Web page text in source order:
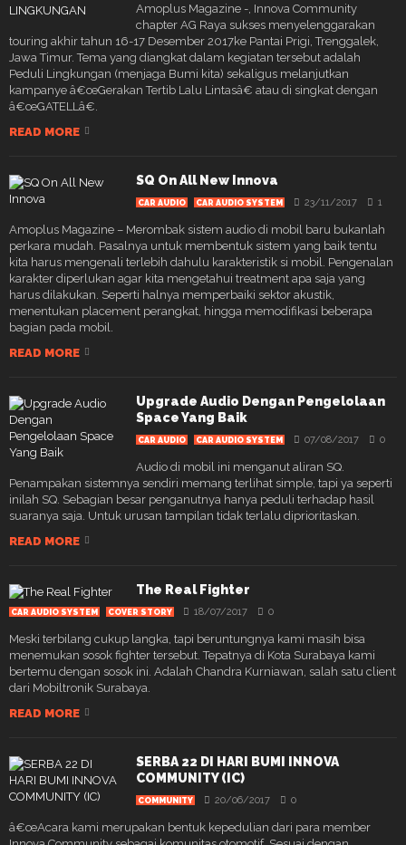
Amoplus Magazine -, Innova Community
chapter AG Raya sukses menyelenggarakan
touring akhir tahun 16-17 Desember 2017ke Pantai Prigi, Trenggalek,
Jawa Timur. Tema yang diangkat dalam kegiatan tersebut adalah
Peduli Lingkungan (menjaga Bumi kita) sekaligus melanjutkan
kampanye â€œGerakan Tertib Lalu Lintasâ€ atau di singkat dengan
â€œGATELLâ€.
READ MORE
SQ On All New Innova
CAR AUDIO CAR AUDIO SYSTEM 23/11/2017 1
Amoplus Magazine – Merombak sistem audio di mobil baru bukanlah
perkara mudah. Pasalnya untuk membentuk sistem yang baik tentu
kita harus mengenali terlebih dahulu karakteristik si mobil. Pengenalan
karakter diperlukan agar kita mengetahui treatment apa saja yang
harus dilakukan. Seperti halnya memperbaiki sektor akustik,
menentukan placement perangkat, hingga memodifikasi beberapa
bagian pada mobil.
READ MORE
Upgrade Audio Dengan Pengelolaan
Space Yang Baik
CAR AUDIO CAR AUDIO SYSTEM 07/08/2017 0
Audio di mobil ini menganut aliran SQ.
Penampakan sistemnya sendiri memang terlihat simple, tapi ya seperti
inilah SQ. Sebagian besar penganutnya hanya peduli terhadap hasil
suaranya saja. Untuk urusan tampilan tidak terlalu diprioritaskan.
READ MORE
The Real Fighter
CAR AUDIO SYSTEM COVER STORY 18/07/2017 0
Meski terbilang cukup langka, tapi beruntungnya kami masih bisa
menemukan sosok fighter tersebut. Tepatnya di Kota Surabaya kami
bertemu dengan sosok ini. Adalah Chandra Kurniawan, salah satu client
dari Mobiltronik Surabaya.
READ MORE
SERBA 22 DI HARI BUMI INNOVA
COMMUNITY (IC)
COMMUNITY 20/06/2017 0
â€œAcara kami merupakan bentuk kepedulian dari para member